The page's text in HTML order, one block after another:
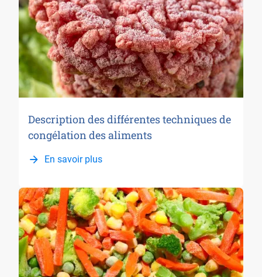
Description des différentes techniques de
congélation des aliments
En savoir plus